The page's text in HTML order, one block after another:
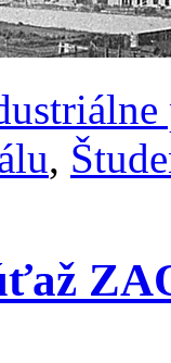
,